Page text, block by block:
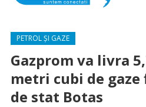
PETROL ȘI GAZE
Gazprom va livra
metri cubi de
de stat Botas